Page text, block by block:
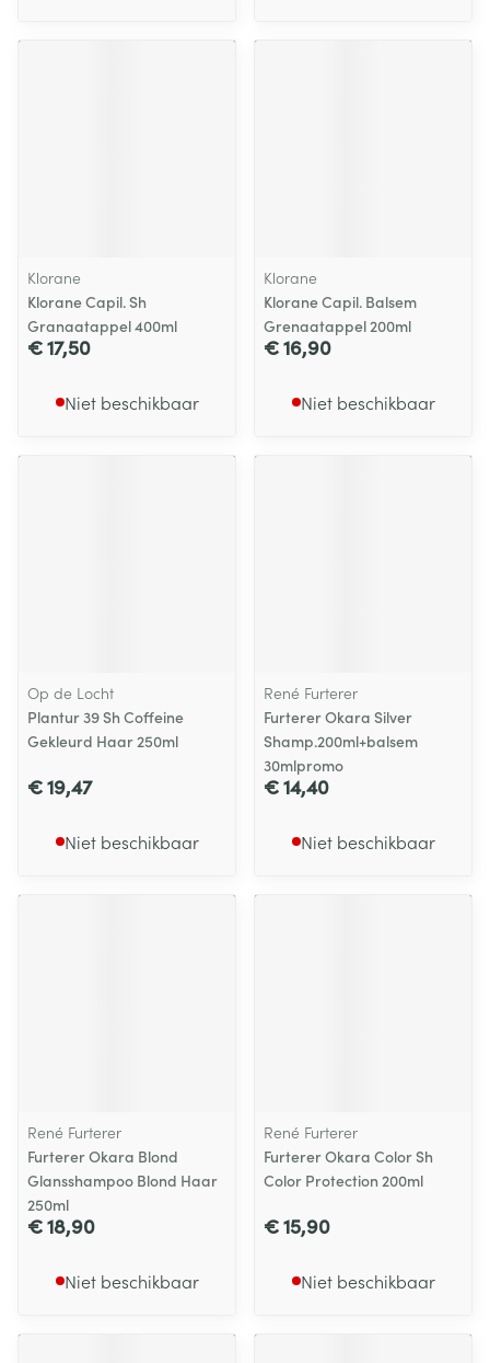
Klorane
Klorane Capil. Sh
Granaatappel 400ml
€ 17,50
Niet beschikbaar
Klorane
Klorane Capil. Balsem
Grenaatappel 200ml
€ 16,90
Niet beschikbaar
Op de Locht
Plantur 39 Sh Coffeine
Gekleurd Haar 250ml
€ 19,47
Niet beschikbaar
René Furterer
Furterer Okara Silver
Shamp.200ml+balsem
30mlpromo
€ 14,40
Niet beschikbaar
René Furterer
Furterer Okara Blond
Glansshampoo Blond Haar
250ml
€ 18,90
Niet beschikbaar
René Furterer
Furterer Okara Color Sh
Color Protection 200ml
€ 15,90
Niet beschikbaar